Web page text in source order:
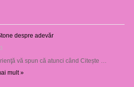
despre adevăr
vă spun că atunci când Citește …
mult »